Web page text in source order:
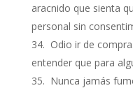
aracnido que sienta
personal sin
Odio ir de
entender que para
Nunca jamás